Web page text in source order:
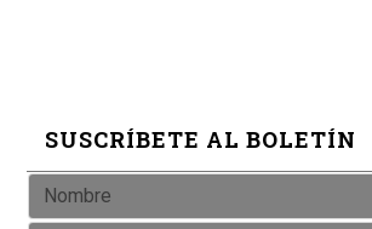
SUSCRÍBETE AL BOLETÍN